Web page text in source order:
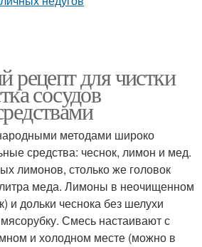
рецепт для чистки
сосудов
методами широко
средства: чеснок, лимон и мед.
лимонов, столько же головок
меда. Лимоны в неочищенном
и дольки чеснока без шелухи
Смесь настаивают с
и холодном месте (можно в